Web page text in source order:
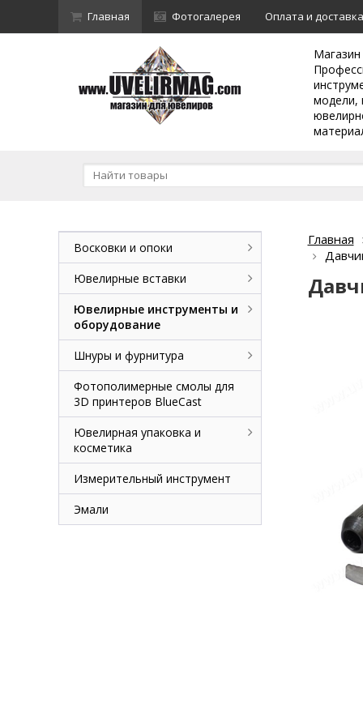
Главная Фотогалерея Оплата и доставка
модели,
Главная
Восковки и опоки
Ювелирные вставки
Ювелирные инструменты и
оборудование
Шнуры и фурнитура
Фотополимерные смолы для
3D принтеров BlueCast
Ювелирная упаковка и
косметика
Измерительный инструмент
Эмали